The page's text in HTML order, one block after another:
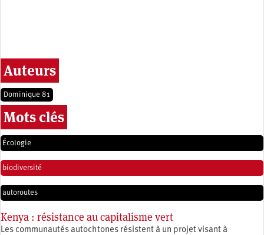
Auteurs
Dominique 81
Mots clés
Écologie
biodiversité
autoroutes
Kenya : résistance au capitalisme vert
Les communautés autochtones résistent à un projet visant à